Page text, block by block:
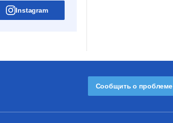
Instagram
Сообщить о проблеме